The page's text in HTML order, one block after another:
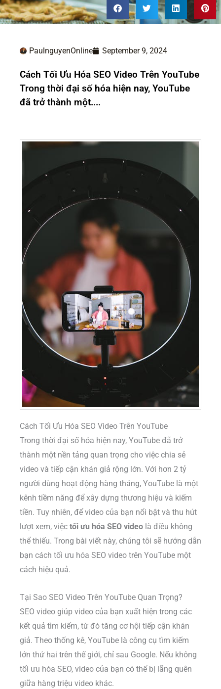
PaulnguyenOnline September 9, 2024
Cách Tối Ưu Hóa SEO Video Trên YouTube
Trong thời đại số hóa hiện nay, YouTube
đã trở thành một....
Cách Tối Ưu Hóa SEO Video Trên YouTube
Trong thời đại số hóa hiện nay, YouTube đã trở
thành một nền tảng quan trọng cho việc chia sẻ
video và tiếp cận khán giả rộng lớn. Với hơn 2 tỷ
người dùng hoạt động hàng tháng, YouTube là một
kênh tiềm năng để xây dựng thương hiệu và kiếm
tiền. Tuy nhiên, để video của bạn nổi bật và thu hút
lượt xem, việc tối ưu hóa SEO video là điều không
thể thiếu. Trong bài viết này, chúng tôi sẽ hướng dẫn
bạn cách tối ưu hóa SEO video trên YouTube một
cách hiệu quả.
Tại Sao SEO Video Trên YouTube Quan Trọng?
SEO video giúp video của bạn xuất hiện trong các
kết quả tìm kiếm, từ đó tăng cơ hội tiếp cận khán
giả. Theo thống kê, YouTube là công cụ tìm kiếm
lớn thứ hai trên thế giới, chỉ sau Google. Nếu không
tối ưu hóa SEO, video của bạn có thể bị lãng quên
giữa hàng triệu video khác.